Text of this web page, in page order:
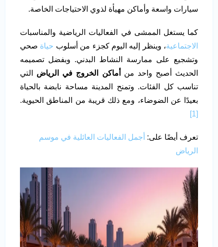
سيارات واسعة وأماكن مهيأة لذوي الاحتياجات الخاصة.
كما يستغل الممشى في الفعاليات الرياضية والمناسبات
الاجتماعية، وينظر إليه اليوم كجزء من أسلوب حياة صحي
وتشجيع على ممارسة النشاط البدني. وبفضل تصميمه
الحديث أصبح واحد من
أماكن الخروج في الرياض التي
تناسب كل الفئات. وتمنح المدينة مساحة نابضة بالحياة
بعيدًا عن الضوضاء، ومع ذلك قريبة من المناطق الحيوية.
[1]
تعرف أيضًا على: أجمل الفعاليات العائلية في موسم
الرياض